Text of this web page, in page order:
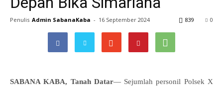
Penulis Admin SabanaKaba - 16 September 2024 0
839
SABANA KABA, Tanah Datar— Sejumlah personil Polsek X